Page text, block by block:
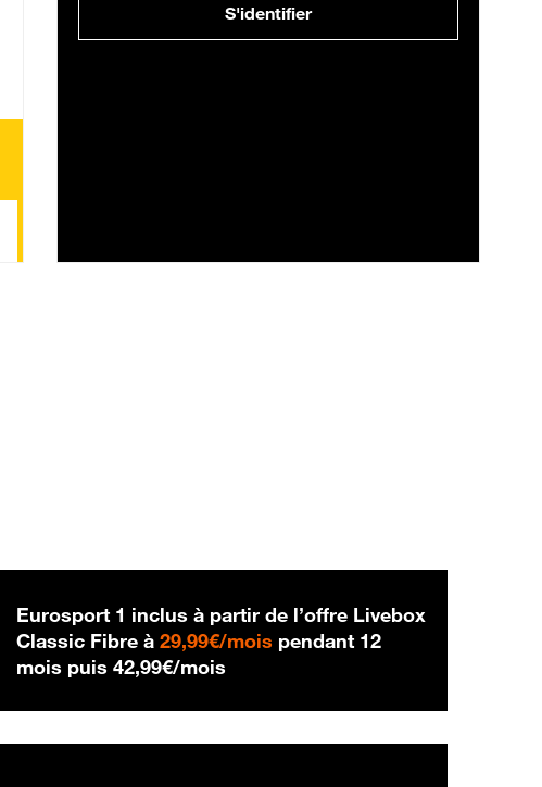
S'identifier
Eurosport 1 inclus à partir de l’offre Livebox
Classic Fibre à29,99€/mois 29,99 € par mois
pendant 12
mois puis42,99€/mois